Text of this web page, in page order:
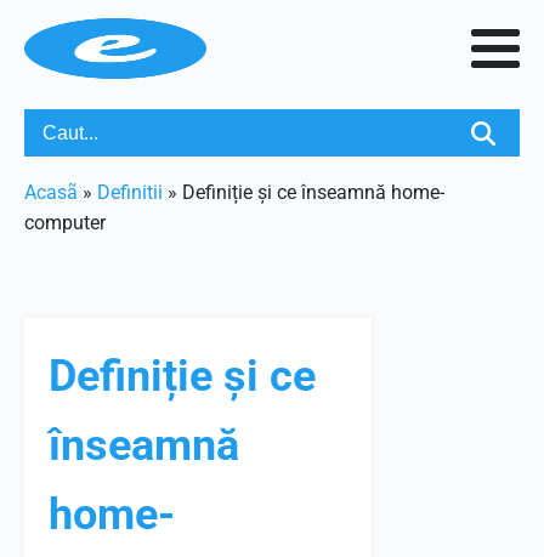
Acasã » Definitii » Definiție și ce înseamnă home-
computer
Definiție și ce
înseamnă
home-